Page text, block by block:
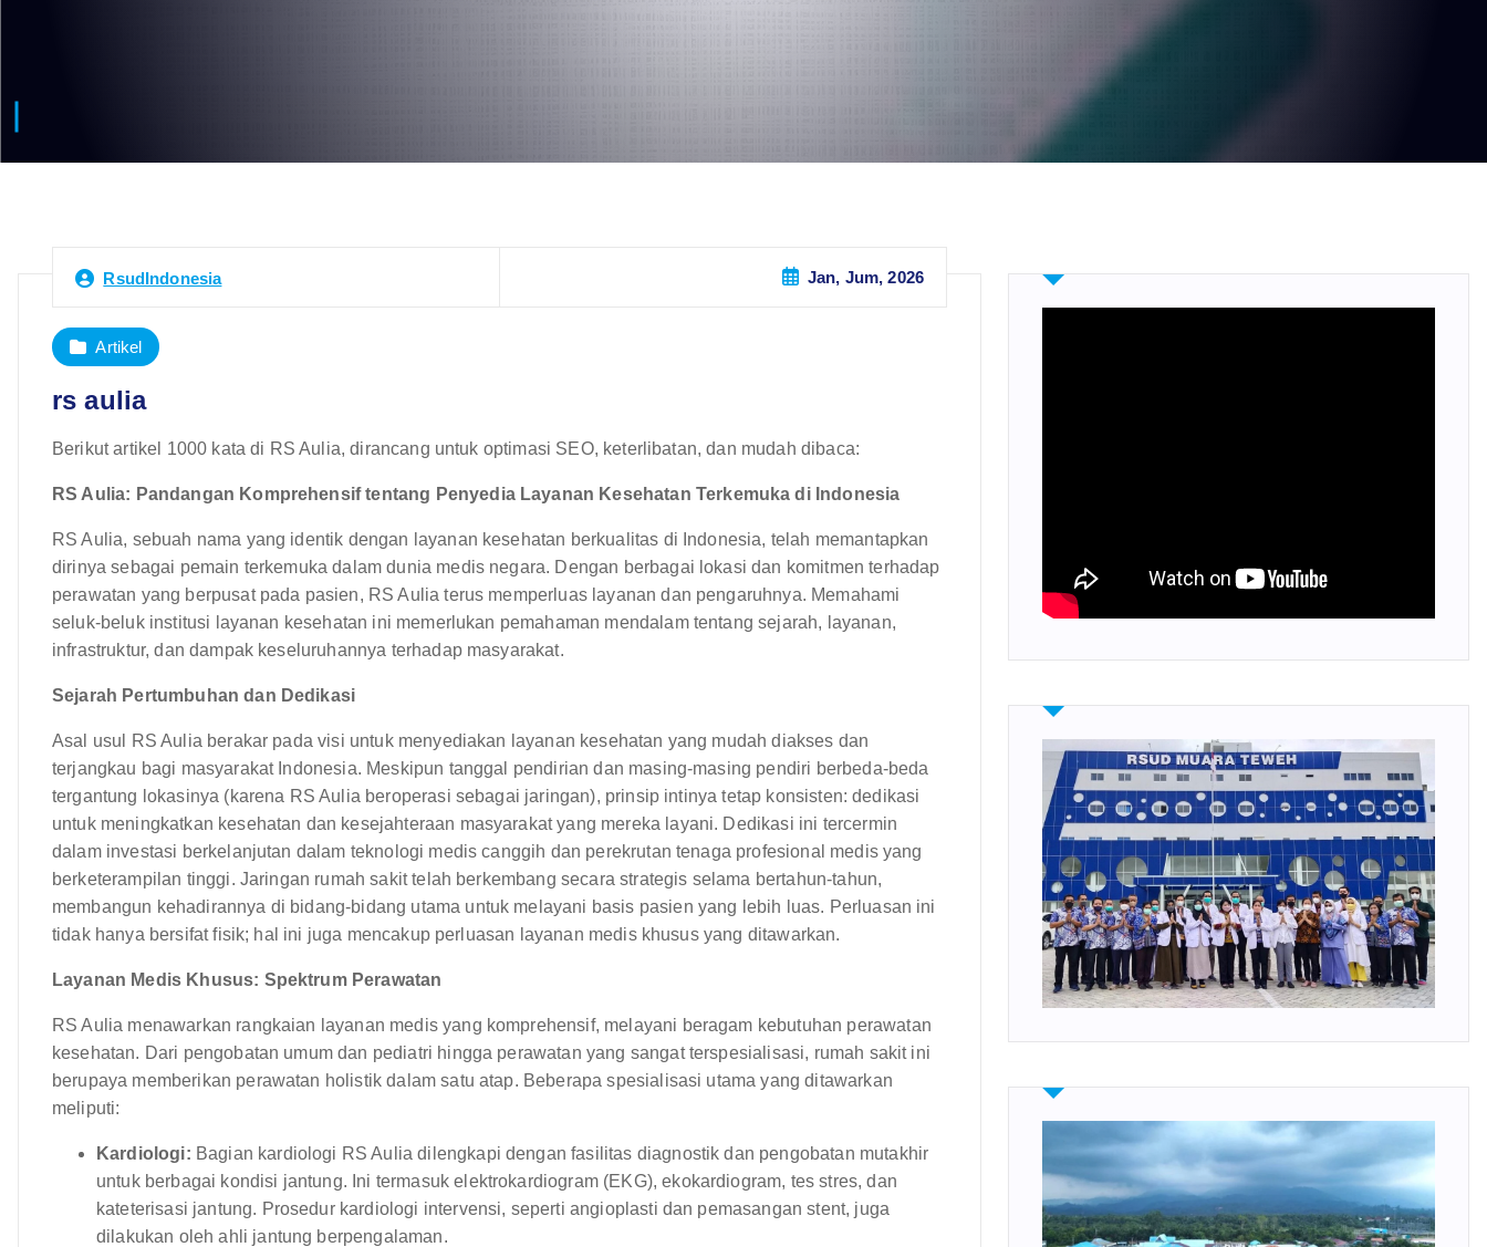
RsudIndonesia Jan, Jum, 2026
Artikel
rs aulia
Berikut artikel 1000 kata di RS Aulia, dirancang untuk optimasi SEO, keterlibatan, dan mudah dibaca:
RS Aulia: Pandangan Komprehensif tentang Penyedia Layanan Kesehatan Terkemuka di Indonesia
RS Aulia, sebuah nama yang identik dengan layanan kesehatan berkualitas di Indonesia, telah memantapkan
dirinya sebagai pemain terkemuka dalam dunia medis negara. Dengan berbagai lokasi dan komitmen terhadap
perawatan yang berpusat pada pasien, RS Aulia terus memperluas layanan dan pengaruhnya. Memahami
seluk-beluk institusi layanan kesehatan ini memerlukan pemahaman mendalam tentang sejarah, layanan,
infrastruktur, dan dampak keseluruhannya terhadap masyarakat.
Sejarah Pertumbuhan dan Dedikasi
Asal usul RS Aulia berakar pada visi untuk menyediakan layanan kesehatan yang mudah diakses dan
terjangkau bagi masyarakat Indonesia. Meskipun tanggal pendirian dan masing-masing pendiri berbeda-beda
tergantung lokasinya (karena RS Aulia beroperasi sebagai jaringan), prinsip intinya tetap konsisten: dedikasi
untuk meningkatkan kesehatan dan kesejahteraan masyarakat yang mereka layani. Dedikasi ini tercermin
dalam investasi berkelanjutan dalam teknologi medis canggih dan perekrutan tenaga profesional medis yang
berketerampilan tinggi. Jaringan rumah sakit telah berkembang secara strategis selama bertahun-tahun,
membangun kehadirannya di bidang-bidang utama untuk melayani basis pasien yang lebih luas. Perluasan ini
tidak hanya bersifat fisik; hal ini juga mencakup perluasan layanan medis khusus yang ditawarkan.
Layanan Medis Khusus: Spektrum Perawatan
RS Aulia menawarkan rangkaian layanan medis yang komprehensif, melayani beragam kebutuhan perawatan
kesehatan. Dari pengobatan umum dan pediatri hingga perawatan yang sangat terspesialisasi, rumah sakit ini
berupaya memberikan perawatan holistik dalam satu atap. Beberapa spesialisasi utama yang ditawarkan
meliputi:
Kardiologi: Bagian kardiologi RS Aulia dilengkapi dengan fasilitas diagnostik dan pengobatan mutakhir
untuk berbagai kondisi jantung. Ini termasuk elektrokardiogram (EKG), ekokardiogram, tes stres, dan
kateterisasi jantung. Prosedur kardiologi intervensi, seperti angioplasti dan pemasangan stent, juga
dilakukan oleh ahli jantung berpengalaman.